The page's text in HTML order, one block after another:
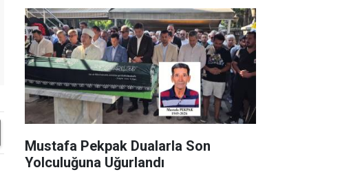
Mustafa Pekpak Dualarla Son
Yolculuğuna Uğurlandı